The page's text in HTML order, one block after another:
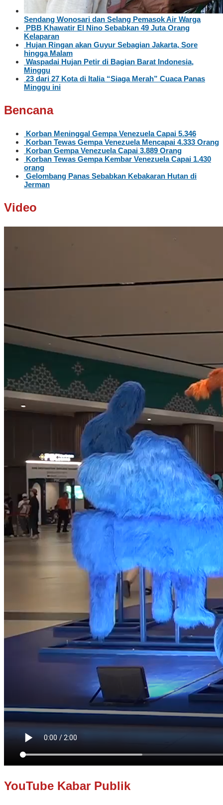
Sendang Wonosari dan Selang Pemasok Air Warga
PBB Khawatir El Nino Sebabkan 49 Juta Orang
Kelaparan
Hujan Ringan akan Guyur Sebagian Jakarta, Sore
hingga Malam
Waspadai Hujan Petir di Bagian Barat Indonesia,
Minggu
23 dari 27 Kota di Italia “Siaga Merah” Cuaca Panas
Minggu ini
Bencana
Korban Meninggal Gempa Venezuela Capai 5.346
Korban Tewas Gempa Venezuela Mencapai 4.333 Orang
Korban Gempa Venezuela Capai 3.889 Orang
Korban Tewas Gempa Kembar Venezuela Capai 1.430
orang
Gelombang Panas Sebabkan Kebakaran Hutan di
Jerman
Video
YouTube Kabar Publik